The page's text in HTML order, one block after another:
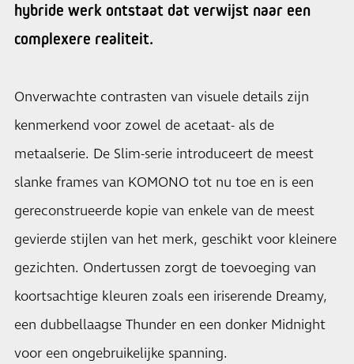
hybride werk ontstaat dat verwijst naar een
complexere realiteit.
Onverwachte contrasten van visuele details zijn
kenmerkend voor zowel de acetaat- als de
metaalserie. De Slim-serie introduceert de meest
slanke frames van KOMONO tot nu toe en is een
gereconstrueerde kopie van enkele van de meest
gevierde stijlen van het merk, geschikt voor kleinere
gezichten. Ondertussen zorgt de toevoeging van
koortsachtige kleuren zoals een iriserende Dreamy,
een dubbellaagse Thunder en een donker Midnight
voor een ongebruikelijke spanning.